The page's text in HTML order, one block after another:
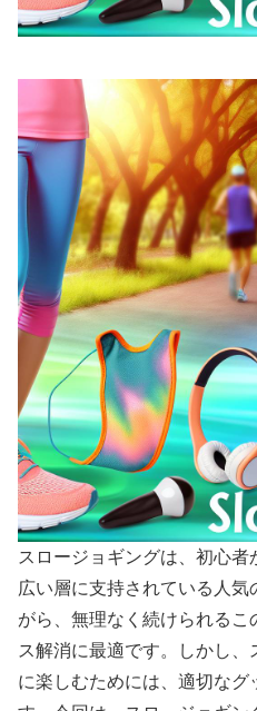
スロージョギングは、初心
広い層に支持されている人
がら、無理なく続けられる
ス解消に最適です。しかし
に楽しむためには、適切な